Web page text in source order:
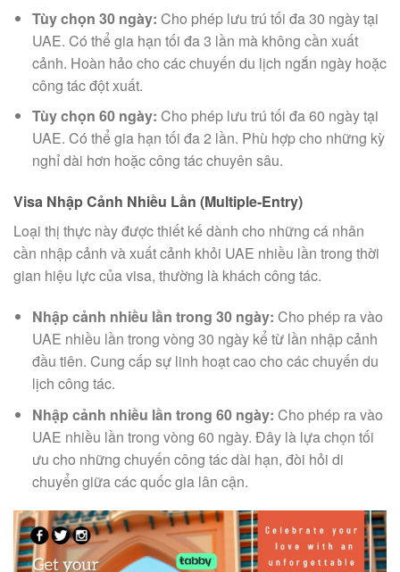
Tùy chọn 30 ngày: Cho phép lưu trú tối đa 30 ngày tại
UAE. Có thể gia hạn tối đa 3 lần mà không cần xuất
cảnh. Hoàn hảo cho các chuyến du lịch ngắn ngày hoặc
công tác đột xuất.
Tùy chọn 60 ngày: Cho phép lưu trú tối đa 60 ngày tại
UAE. Có thể gia hạn tối đa 2 lần. Phù hợp cho những kỳ
nghỉ dài hơn hoặc công tác chuyên sâu.
Visa Nhập Cảnh Nhiều Lần (Multiple-Entry)
Loại thị thực này được thiết kế dành cho những cá nhân
cần nhập cảnh và xuất cảnh khỏi UAE nhiều lần trong thời
gian hiệu lực của visa, thường là khách công tác.
Nhập cảnh nhiều lần trong 30 ngày: Cho phép ra vào
UAE nhiều lần trong vòng 30 ngày kể từ lần nhập cảnh
đầu tiên. Cung cấp sự linh hoạt cao cho các chuyến du
lịch công tác.
Nhập cảnh nhiều lần trong 60 ngày: Cho phép ra vào
UAE nhiều lần trong vòng 60 ngày. Đây là lựa chọn tối
ưu cho những chuyến công tác dài hạn, đòi hỏi di
chuyển giữa các quốc gia lân cận.